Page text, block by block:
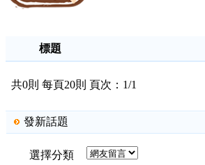
標題
共0則 每頁20則 頁次：1/1
發新話題
選擇分類